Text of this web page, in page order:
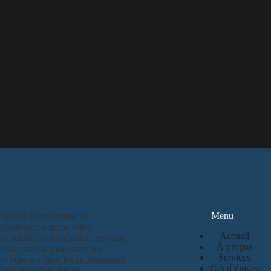
Sphère International se
positionne comme votre
partenaire de confiance, œuvrant
main dans la main avec les
entreprises pour les accompagner
Menu
Accueil
À propos
Services
Cas d’études